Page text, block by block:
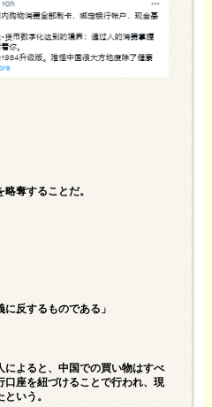
略奪することだ。
反するものである」
によると、中国での買い物はすべ
口座を紐づけることで行われ、現
いう。